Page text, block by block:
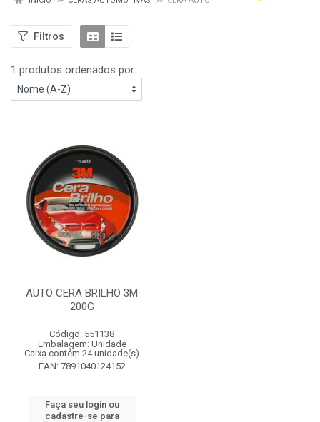
Filtros
1 produtos ordenados por:
AUTO CERA BRILHO 3M
200G
Código: 551138
Embalagem: Unidade
Caixa contém 24 unidade(s)
EAN: 7891040124152
Faça seu login ou
cadastre-se para